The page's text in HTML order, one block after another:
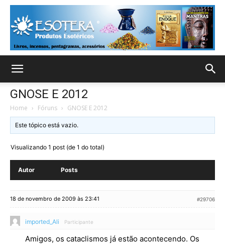
GNOSE E 2012
Home › Fóruns › GNOSE E 2012
Este tópico está vazio.
Visualizando 1 post (de 1 do total)
Autor Posts
18 de novembro de 2009 às 23:41 #29706
imported_Ali Participante
Amigos, os cataclismos já estão acontecendo. Os